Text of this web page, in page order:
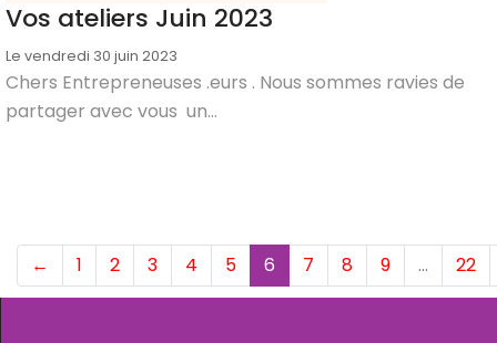
Vos ateliers Juin 2023
Le vendredi 30 juin 2023
Chers Entrepreneuses .eurs . Nous sommes ravies de
partager avec vous un...
← 1 2 3 4 5 6 (current)
7 8 9 … 22